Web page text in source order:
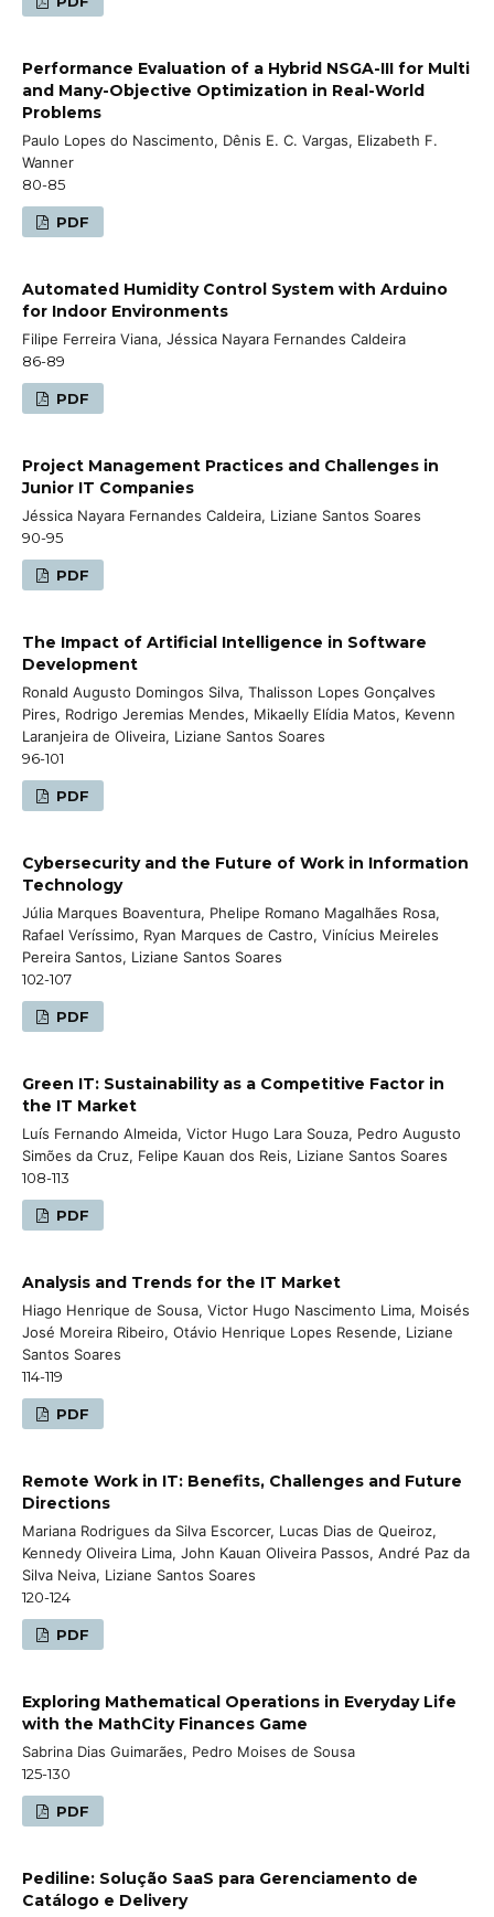
Performance Evaluation of a Hybrid NSGA-III for Multi
and Many-Objective Optimization in Real-World
Problems
Paulo Lopes do Nascimento, Dênis E. C. Vargas, Elizabeth F.
Wanner
80-85
PDF
Automated Humidity Control System with Arduino
for Indoor Environments
Filipe Ferreira Viana, Jéssica Nayara Fernandes Caldeira
86-89
PDF
Project Management Practices and Challenges in
Junior IT Companies
Jéssica Nayara Fernandes Caldeira, Liziane Santos Soares
90-95
PDF
The Impact of Artificial Intelligence in Software
Development
Ronald Augusto Domingos Silva, Thalisson Lopes Gonçalves
Pires, Rodrigo Jeremias Mendes, Mikaelly Elídia Matos, Kevenn
Laranjeira de Oliveira, Liziane Santos Soares
96-101
PDF
Cybersecurity and the Future of Work in Information
Technology
Júlia Marques Boaventura, Phelipe Romano Magalhães Rosa,
Rafael Veríssimo, Ryan Marques de Castro, Vinícius Meireles
Pereira Santos, Liziane Santos Soares
102-107
PDF
Green IT: Sustainability as a Competitive Factor in
the IT Market
Luís Fernando Almeida, Victor Hugo Lara Souza, Pedro Augusto
Simões da Cruz, Felipe Kauan dos Reis, Liziane Santos Soares
108-113
PDF
Analysis and Trends for the IT Market
Hiago Henrique de Sousa, Victor Hugo Nascimento Lima, Moisés
José Moreira Ribeiro, Otávio Henrique Lopes Resende, Liziane
Santos Soares
114-119
PDF
Remote Work in IT: Benefits, Challenges and Future
Directions
Mariana Rodrigues da Silva Escorcer, Lucas Dias de Queiroz,
Kennedy Oliveira Lima, John Kauan Oliveira Passos, André Paz da
Silva Neiva, Liziane Santos Soares
120-124
PDF
Exploring Mathematical Operations in Everyday Life
with the MathCity Finances Game
Sabrina Dias Guimarães, Pedro Moises de Sousa
125-130
PDF
Pediline: Solução SaaS para Gerenciamento de
Catálogo e Delivery